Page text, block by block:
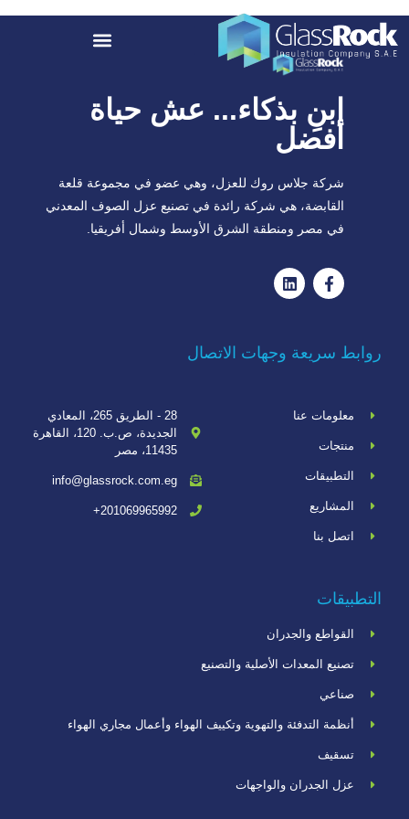
ابنِ بذكاء... عش حياة
أفضل
شركة جلاس روك للعزل، وهي عضو في مجموعة قلعة
القابضة، هي شركة رائدة في تصنيع عزل الصوف المعدني
في مصر ومنطقة الشرق الأوسط وشمال أفريقيا.
روابط سريعة وجهات الاتصال
معلومات عنا
منتجات
التطبيقات
المشاريع
اتصل بنا
28 - الطريق 265، المعادي
الجديدة، ص.ب. 120، القاهرة
11435، مصر
info@glassrock.com.eg
201069965992+
التطبيقات
القواطع والجدران
تصنيع المعدات الأصلية والتصنيع
صناعي
أنظمة التدفئة والتهوية وتكييف الهواء وأعمال مجاري الهواء
تسقيف
عزل الجدران والواجهات